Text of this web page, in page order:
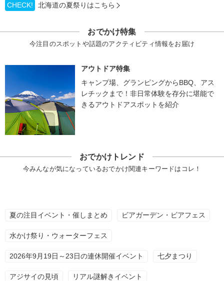
CHECK! 北海道の夏祭りはこちら
おでかけ特集
今注目のスポットや話題のアクティビティ情報をお届け
アウトドア特集
キャンプ場、グランピングからBBQ、アス
レチックまで！非日常体験を存分に堪能で
きるアウトドアスポットを紹介
おでかけトレンド
今みんなが気になっているおでかけ関連キーワードはコレ！
夏の注目イベント・催しまとめ ビアガーデン・ビアフェス
水かけ祭り・ウォーターフェス
2026年9月19日～23日の連休開催イベント 七夕まつり
アジサイの見頃 リアル謎解きイベント